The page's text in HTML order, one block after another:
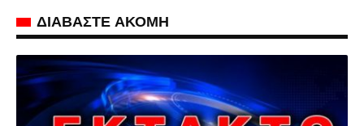
ΔΙΑΒΑΣΤΕ ΑΚΟΜΗ